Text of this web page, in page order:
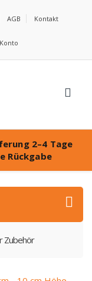
AGB Kontakt
2–4 Tage
Rückgabe
Zubehör